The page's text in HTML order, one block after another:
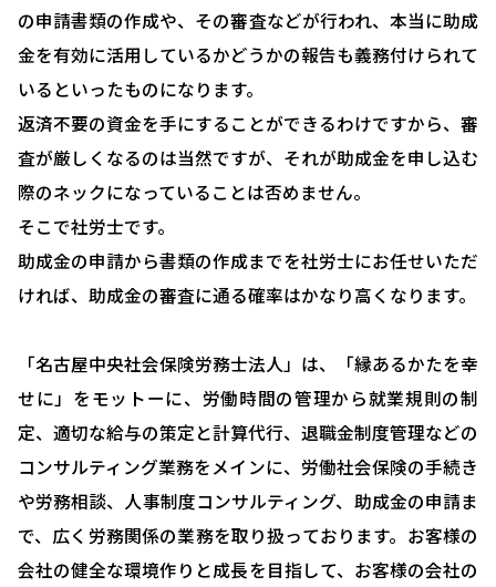
選ばれる理由
助成金について
就業規則について
採用コンサルティング
人事評価制度について
確定拠出型年金について
社会保険・給与計算について
お客様の声
ブログ＆ニュース
会社概要
お問い合わせ・相談予約
の申請書類の作成や、その審査などが行われ、本当に助成
金を有効に活用しているかどうかの報告も義務付けられて
いるといったものになります。
返済不要の資金を手にすることができるわけですから、審
査が厳しくなるのは当然ですが、それが助成金を申し込む
際のネックになっていることは否めません。
そこで社労士です。
助成金の申請から書類の作成までを社労士にお任せいただ
ければ、助成金の審査に通る確率はかなり高くなります。
「名古屋中央社会保険労務士法人」は、「縁あるかたを幸
せに」をモットーに、労働時間の管理から就業規則の制
定、適切な給与の策定と計算代行、退職金制度管理などの
コンサルティング業務をメインに、労働社会保険の手続き
や労務相談、人事制度コンサルティング、助成金の申請ま
で、広く労務関係の業務を取り扱っております。お客様の
会社の健全な環境作りと成長を目指して、お客様の会社の